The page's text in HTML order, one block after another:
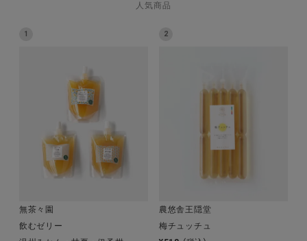
ナチュラル服
ファッション雑貨
生活雑貨
ギフト
人気商品
1
無茶々園
飲むゼリー
2
農悠舎王隠堂
梅チュッチュ